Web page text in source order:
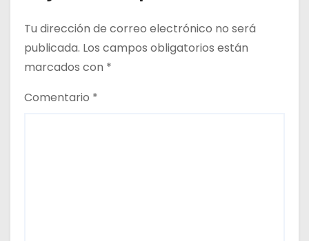
Tu dirección de correo electrónico no será
publicada. Los campos obligatorios están
marcados con *
Comentario *